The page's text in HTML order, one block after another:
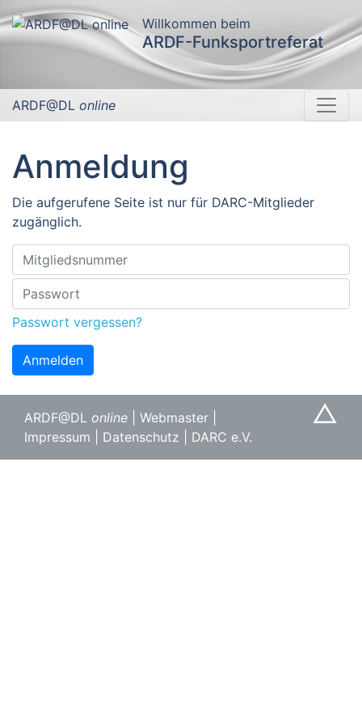
Willkommen beim
ARDF-Funksportreferat
ARDF@DL online
Anmeldung
Die aufgerufene Seite ist nur für DARC-Mitglieder
zugänglich.
Passwort vergessen?
Anmelden
△
ARDF@DL online Webmaster
Impressum
Datenschutz DARC e.V.